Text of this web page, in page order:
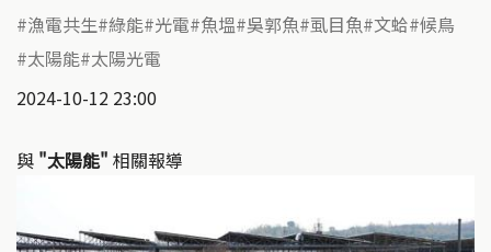
漁電共生 綠能 光電 魚塭 吳郭魚 虱目魚 文蛤 候鳥
太陽能 太陽光電
2024-10-12 23:00
與 "太陽能" 相關報導